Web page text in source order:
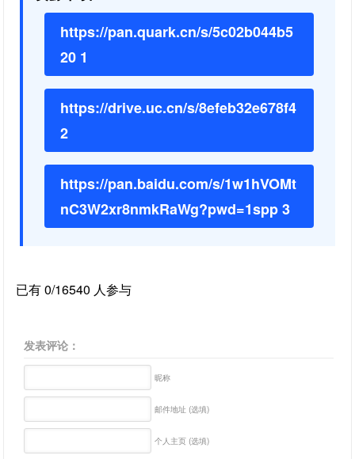
https://pan.quark.cn/s/5c02b044b5
20 1
https://drive.uc.cn/s/8efeb32e678f4
2
https://pan.baidu.com/s/1w1hVOMt
nC3W2xr8nmkRaWg?pwd=1spp 3
已有 0/16540 人参与
发表评论：
昵称
邮件地址 (选填)
个人主页 (选填)